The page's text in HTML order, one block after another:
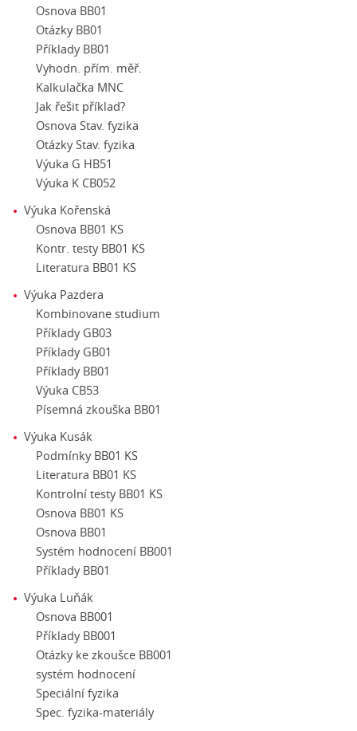
Osnova BB01
Otázky BB01
Příklady BB01
Vyhodn. přím. měř.
Kalkulačka MNC
Jak řešit příklad?
Osnova Stav. fyzika
Otázky Stav. fyzika
Výuka G HB51
Výuka K CB052
Výuka Kořenská
Osnova BB01 KS
Kontr. testy BB01 KS
Literatura BB01 KS
Výuka Pazdera
Kombinovane studium
Příklady GB03
Příklady GB01
Příklady BB01
Výuka CB53
Písemná zkouška BB01
Výuka Kusák
Podmínky BB01 KS
Literatura BB01 KS
Kontrolní testy BB01 KS
Osnova BB01 KS
Osnova BB01
Systém hodnocení BB001
Příklady BB01
Výuka Luňák
Osnova BB001
Příklady BB001
Otázky ke zkoušce BB001
systém hodnocení
Speciální fyzika
Spec. fyzika-materiály